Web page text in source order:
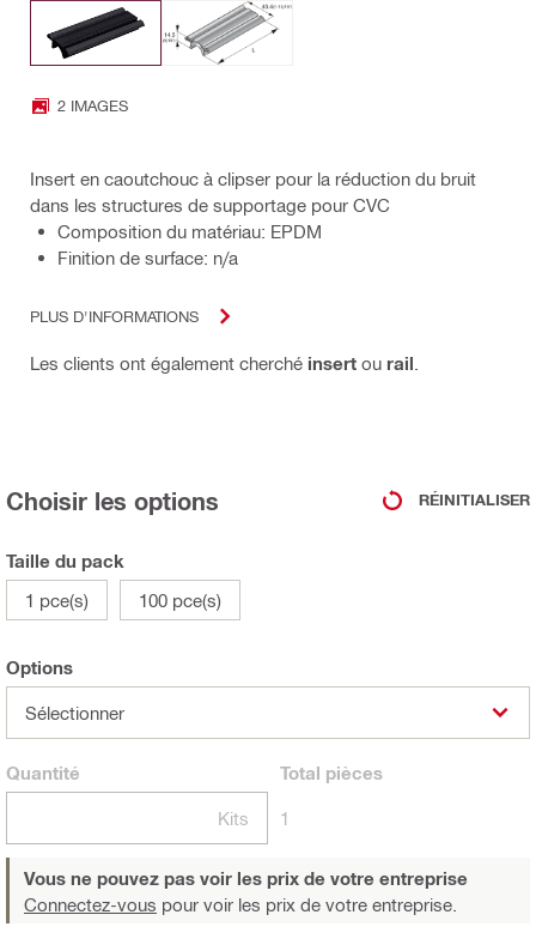
2 IMAGES
Insert en caoutchouc à clipser pour la réduction du bruit
dans les structures de supportage pour CVC
Composition du matériau: EPDM
Finition de surface: n/a
PLUS D'INFORMATIONS
Les clients ont également cherché insert ou rail
Choisir les options RÉINITIALISER
Taille du pack
1 pce(s)
100 pce(s)
Options
Sélectionner
Quantité
Kits
Total pièces
1
Vous ne pouvez pas voir les prix de votre entreprise
Connectez-vous pour voir les prix de votre entreprise.